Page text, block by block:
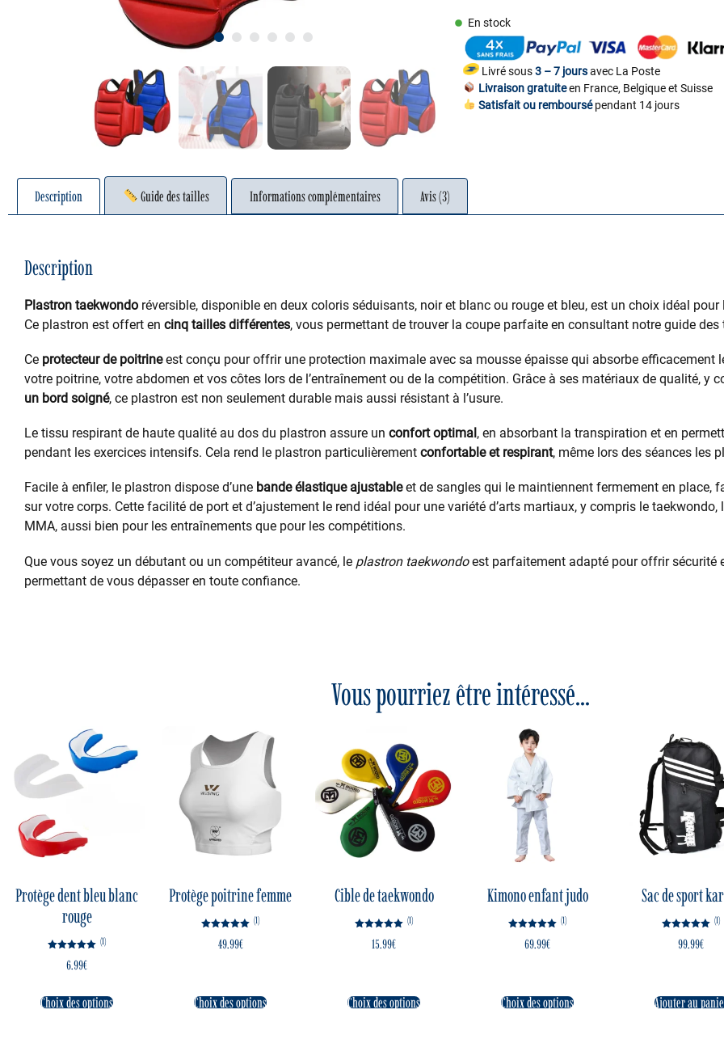
1 2 3 4 5 6
En stock
Livré sous3 – 7 joursavec La Poste
Livraison gratuiteen France, Belgique et Suisse
Satisfait ou remboursépendant 14 jours
Description Guide des tailles Informations complémentaires Avis (3)
Description
Plastron taekwondo réversible, disponible en deux coloris séduisants, noir et blanc ou rouge et bleu, est un choix idéal
Ce plastron est offert en cinq tailles différentes, vous permettant de trouver la coupe parfaite en consultant notre guide des
Ce protecteur de poitrineest conçu pour offrir une protection maximale avec sa mousse épaisse qui absorbe efficacement
votre poitrine, votre abdomen et vos côtes lors de l’entraînement ou de la compétition. Grâce à ses matériaux de qualité, y
un bord soigné, ce plastron est non seulement durable mais aussi résistant à l’usure.
Le tissu respirant de haute qualité au dos du plastron assure un confort optimal , en absorbant la transpiration et en
pendant les exercices intensifs. Cela rend le plastron particulièrement confortable et respirant, même lors des séances les
Facile à enfiler, le plastron dispose d’une bande élastique ajustableet de sangles qui le maintiennent fermement en place,
sur votre corps. Cette facilité de port et d’ajustement le rend idéal pour une variété d’arts martiaux, y compris le taekwondo,
MMA, aussi bien pour les entraînements que pour les compétitions.
Que vous soyez un débutant ou un compétiteur avancé, le plastron taekwondoest parfaitement adapté pour offrir sécurité
permettant de vous dépasser en toute confiance.
Vous pourriez être intéressé...
Protège dent bleu blanc
rouge
5.00
(1)
6.99€
Choix des options
Protège poitrine femme
5.00
(1)
49.99€
Choix des options
Cible de taekwondo
5.00
(1)
15.99€
Choix des options
Kimono enfant judo
5.00
(1)
69.99€
Choix des options
Sac de sport
5.00
(1)
99.99€
Ajouter au